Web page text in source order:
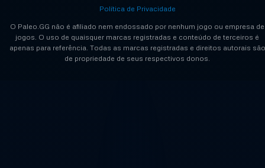
O Paleo.GG não é afiliado nem endossado por nenhum jogo ou empresa de
jogos. O uso de quaisquer marcas registradas e conteúdo de terceiros é
apenas para referência. Todas as marcas registradas e direitos autorais são
de propriedade de seus respectivos donos.
Política de Privacidade